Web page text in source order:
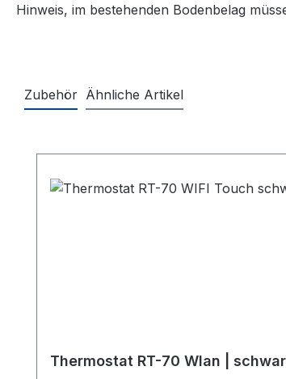
Hinweis, im bestehenden Bodenbelag
Zubehör Ähnliche Artikel
Thermostat RT-70 Wlan |